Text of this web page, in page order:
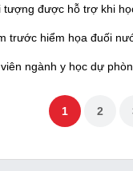
được hỗ trợ khi
trước hiểm họa đuối
ngành y học dự
1 2